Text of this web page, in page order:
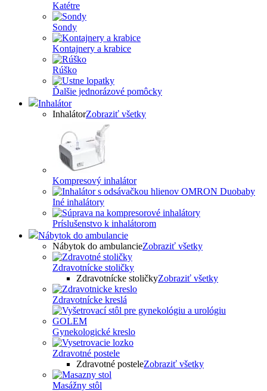
Katétre
Sondy
Kontajnery a krabice
Rúško
Ďalšie jednorázové pomôcky
Inhalátor
InhalátorZobraziť všetky
Kompresový inhalátor
Iné inhalátory
Príslušenstvo k inhalátorom
Nábytok do ambulancie
Nábytok do ambulancieZobraziť všetky
Zdravotnícke stoličky
Zdravotnícke stoličkyZobraziť všetky
Zdravotnícke kreslá
Gynekologické kreslo
Zdravotné postele
Zdravotné posteleZobraziť všetky
Masážny stôl